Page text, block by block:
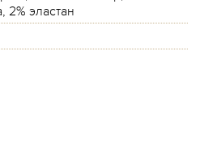
2% эластан